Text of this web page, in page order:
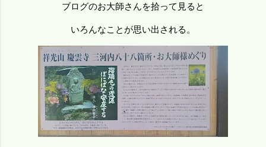
ブログのお大師さんを拾って見ると
いろんなことが思い出される。